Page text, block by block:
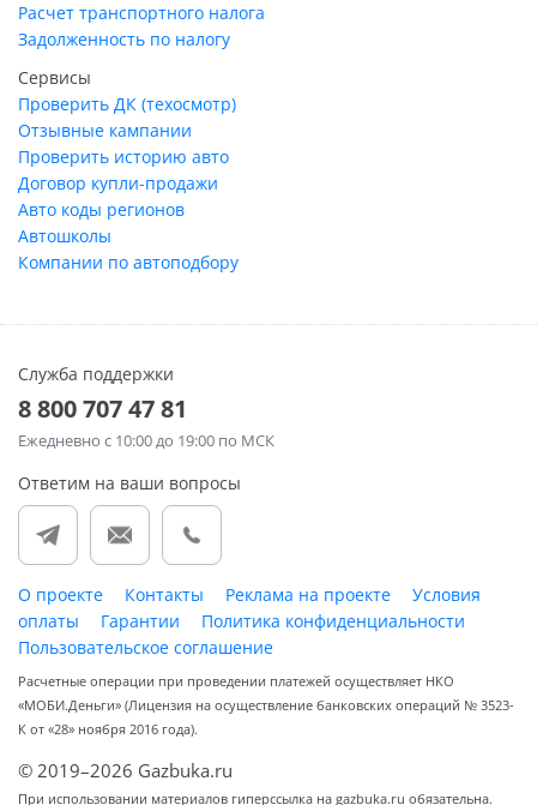
Расчет транспортного налога
Задолженность по налогу
Сервисы
Проверить ДК (техосмотр)
Отзывные кампании
Проверить историю авто
Договор купли-продажи
Авто коды регионов
Автошколы
Компании по автоподбору
Служба поддержки
8 800 707 47 81
Ежедневно с 10:00 до 19:00 по МСК
Ответим на ваши вопросы
О проекте Контакты Реклама на проекте
Условия
оплаты
Гарантии
Политика конфиденциальности
Пользовательское соглашение
Расчетные операции при проведении платежей осуществляет НКО
«МОБИ.Деньги» (Лицензия на осуществление банковских операций № 3523-
К от «28» ноября 2016 года).
© 2019–2026 Gazbuka.ru
При использовании материалов гиперссылка на gazbuka.ru обязательна.